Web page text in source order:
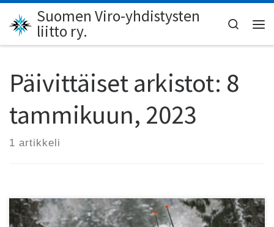
Skip to content
Suomen Viro-yhdistysten
liitto ry.
Search
Päivittäiset arkistot: 8
tammikuun, 2023
1 artikkeli